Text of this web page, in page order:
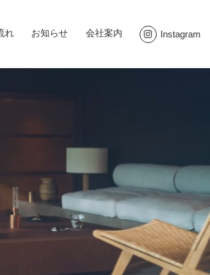
れ お知らせ 会社案内 Instagram